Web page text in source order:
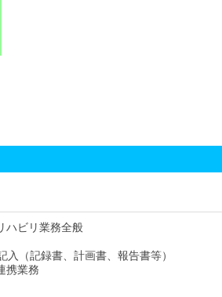
ハビリ業務全般
入（記録書、計画書、報告書等）
携業務